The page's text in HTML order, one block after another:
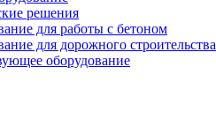
решения
для работы с бетоном
для дорожного строительства
оборудование